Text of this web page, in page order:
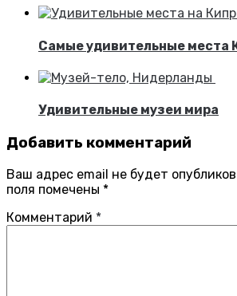
Самые удивительные места
Удивительные музеи мира
Добавить комментарий
Ваш адрес email не будет
поля помечены *
Комментарий *